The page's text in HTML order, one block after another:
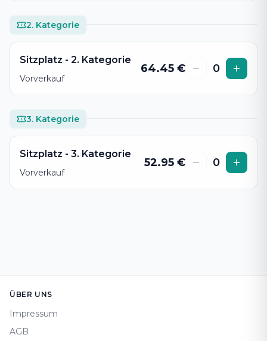
2. Kategorie
Sitzplatz - 2. Kategorie
Vorverkauf
64.45 € 0
3. Kategorie
Sitzplatz - 3. Kategorie
Vorverkauf
52.95 € 0
ÜBER UNS
Impressum
AGB